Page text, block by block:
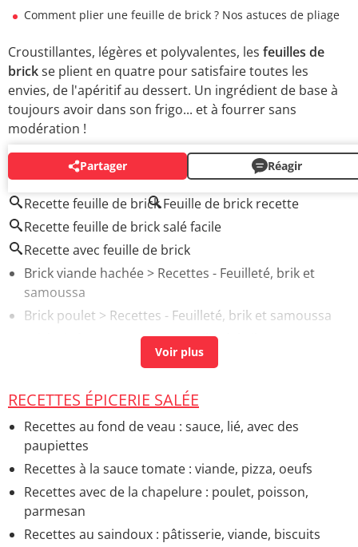
Comment plier une feuille de brick ? Nos astuces de pliage
Croustillantes, légères et polyvalentes, les feuilles de
brickse plient en quatre pour satisfaire toutes les
envies, de l'apéritif au dessert. Un ingrédient de base à
toujours avoir dans son frigo... et à fourrer sans
modération !
Partager Réagir
AUTOUR DU MÊME SUJET
Recette feuille de brick Feuille de brick recette
Recette feuille de brick salé facile
Recette avec feuille de brick
Brick viande hachée> Recettes - Feuilleté, brik et
samoussa
Brick poulet > Recettes - Feuilleté, brik et samoussa
> Recettes - Feuilleté, brik et samoussa
> Recettes - Feuilleté, brik et
Recette avec feuille de brick au four
Feuilleté, brik et samoussa
Calorie feuille de brick
RECETTES ÉPICERIE SALÉE
Recettes au fond de veau : sauce, lié, avec des
paupiettes
Recettes à la sauce tomate : viande, pizza, oeufs
Recettes avec de la chapelure : poulet, poisson,
parmesan
Recettes au saindoux : pâtisserie, viande, biscuits